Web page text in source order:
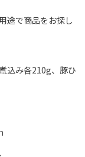
途で商品をお探し
込み各210g、豚ひ